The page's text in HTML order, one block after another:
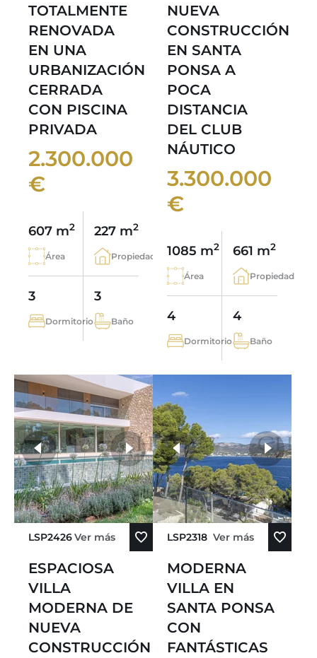
TOTALMENTE
RENOVADA
EN UNA
URBANIZACIÓN
CERRADA
CON PISCINA
PRIVADA
2.300.000
€
607 m2
Área
227 m2
Propiedad
3
Dormitorio
3
Baño
NUEVA
CONSTRUCCIÓN
EN SANTA
PONSA A
POCA
DISTANCIA
DEL CLUB
NÁUTICO
3.300.000
€
1085 m2
Área
661 m2
Propiedad
4
Dormitorio
4
Baño
LSP2426Ver más
ESPACIOSA
VILLA
MODERNA DE
NUEVA
CONSTRUCCIÓN
más fotos
LSP2318 Ver más
MODERNA
VILLA EN
SANTA PONSA
CON
FANTÁSTICAS